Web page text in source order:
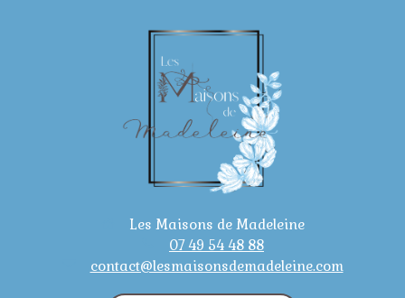
Les Maisons de Madeleine
07 49 54 48 88
contact@lesmaisonsdemadeleine.com